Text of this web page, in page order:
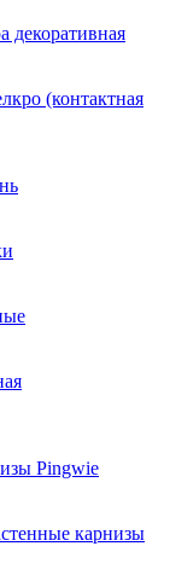
декоративная
(контактная
Pingwie
карнизы